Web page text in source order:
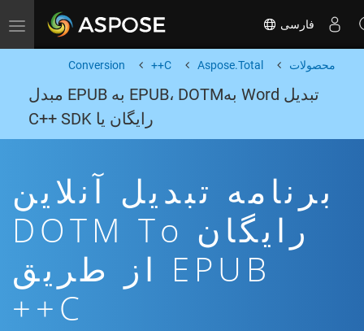
Toggle navigation فارسی
محصولات Aspose.Total
C++
Conversion
تبدیل Word بهEPUB، DOTM به EPUB مبدل
رایگان یا C++ SDK
برنامه تبدیل آنلاین
رایگان DOTM To
EPUB از طریق
C++